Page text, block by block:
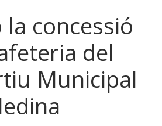
concessió
del
Municipal